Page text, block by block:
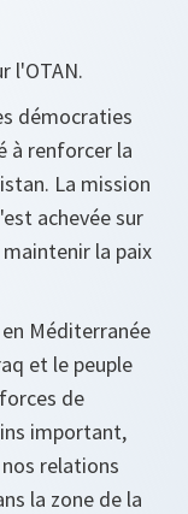
l'OTAN.
démocraties
à renforcer la
La mission
achevée sur
la paix
Méditerranée
et le peuple
de
important,
relations
la zone de la